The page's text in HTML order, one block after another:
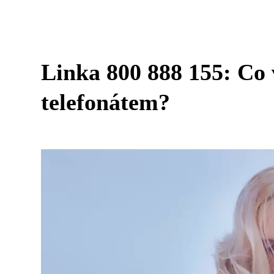
Linka 800 888 155:
telefonátem?